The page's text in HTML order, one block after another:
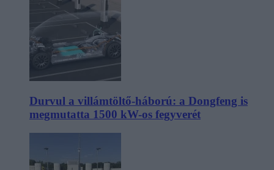
Durvul a villámtöltő-háború: a Dongfeng is
megmutatta 1500 kW-os fegyverét